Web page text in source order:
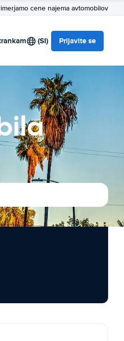
cene najema avtomobilov
(SI) Prijavite se